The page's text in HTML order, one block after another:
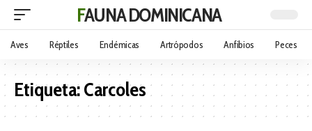
FAUNA DOMINICANA
Aves Réptiles Endémicas Artrópodos Anfibios Peces
Etiqueta:Carcoles